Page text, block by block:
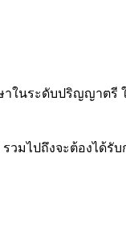
บปริญญาตรี ในจ
มไปถึงจะต้องได้รั